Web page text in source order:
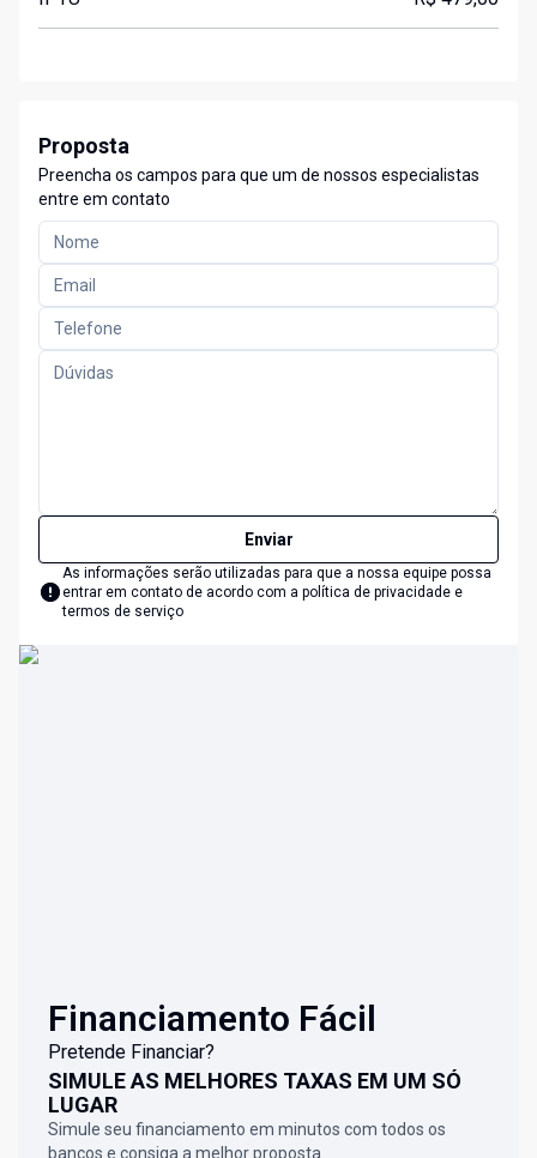
Proposta
Preencha os campos para que um de nossos especialistas
entre em contato
Enviar
As informações serão utilizadas para que a nossa equipe possa
entrar em contato de acordo com a política de privacidade e
termos de serviço
Financiamento Fácil
Pretende Financiar?
SIMULE AS MELHORES TAXAS EM UM SÓ
LUGAR
Simule seu financiamento em minutos com todos os
bancos e consiga a melhor proposta.